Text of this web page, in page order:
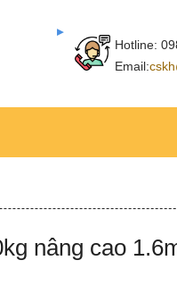
Hotline:
Email:
nâng cao